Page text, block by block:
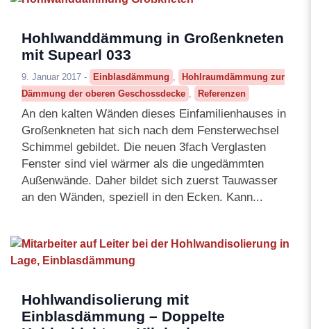
Hohlwanddämmung in Großenkneten
mit Supearl 033
9. Januar 2017 - Einblasdämmung ,
Hohlraumdämmung zur
Dämmung der oberen Geschossdecke , Referenzen
An den kalten Wänden dieses Einfamilienhauses in
Großenkneten hat sich nach dem Fensterwechsel
Schimmel gebildet. Die neuen 3fach Verglasten
Fenster sind viel wärmer als die ungedämmten
Außenwände. Daher bildet sich zuerst Tauwasser
an den Wänden, speziell in den Ecken. Kann...
Hohlwandisolierung mit
Einblasdämmung – Doppelte